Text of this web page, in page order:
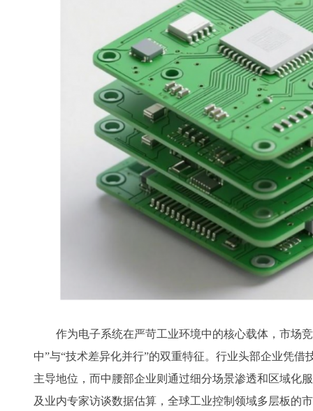
作为电子系统在严苛工业环境中的核心载体，市场
中”与“技术差异化并行”的双重特征。行业头部企业凭
主导地位，而中腰部企业则通过细分场景渗透和区域化
及业内专家访谈数据估算，全球工业控制领域多层板的